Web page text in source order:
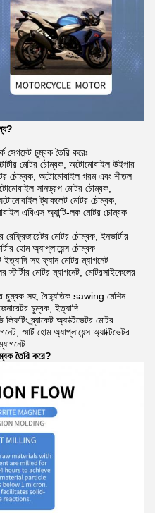
সেগমেন্ট চুম্বক তৈরি করেঃ
মোটর চৌম্বক, অটোমোবাইল উইপার
চৌম্বক, অটোমোবাইল গরম এবং শীতল
সানড্রপ মোটর চৌম্বক,
ট্যাকলেট মোটর চৌম্বক,
এবিএস অ্যান্টি-লক মোটর চৌম্বক
রেফ্রিজারেটর মোটর চৌম্বক, ইনভার্টার
হোম অ্যাপ্লায়েন্স চৌম্বক
ইত্যাদি সহ ফ্যান মোটর ম্যাগনেট
মোটর ম্যাগনেট, মোটরসাইকেলের
চুম্বক সহ, বৈদ্যুতিক sawing মেশিন
চুম্বক, ইত্যাদি
ব্র্যাকেট অ্যাক্টিভেটর মোটর
স্মার্ট হোম অ্যাপ্লায়েন্স অ্যাক্টিভেটর
তৈরি করে?